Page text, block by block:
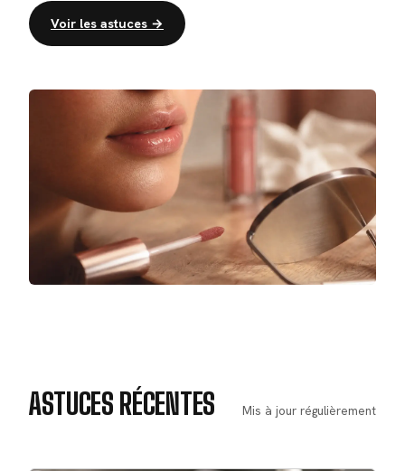
Voir les astuces →
ASTUCES RÉCENTES Mis à jour régulièrement